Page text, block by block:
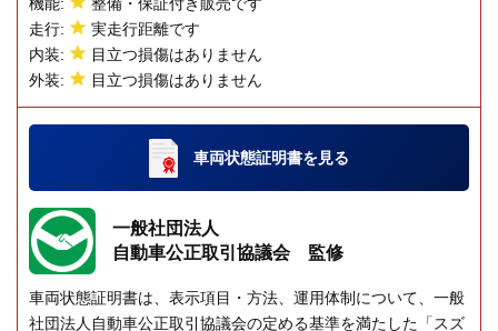
機能:
整備・保証付き販売です
走行:
実走行距離です
内装:
目立つ損傷はありません
外装:
目立つ損傷はありません
車両状態証明書を見る
一般社団法人
自動車公正取引協議会 監修
車両状態証明書は、表示項目・方法、運用体制について、一般
社団法人自動車公正取引協議会の定める基準を満たした「スズ